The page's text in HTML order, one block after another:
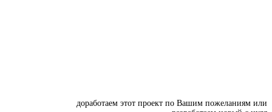
доработаем этот проект по Вашим пожеланиям или